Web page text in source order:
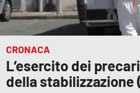
CRONACA
L’esercito dei
della